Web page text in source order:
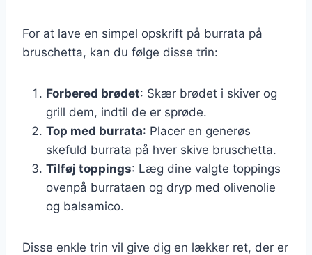
For at lave en simpel opskrift på burrata på
bruschetta, kan du følge disse trin:
Forbered brødet: Skær brødet i skiver og
grill dem, indtil de er sprøde.
Top med burrata: Placer en generøs
skefuld burrata på hver skive bruschetta.
Tilføj toppings: Læg dine valgte toppings
ovenpå burrataen og dryp med olivenolie
og balsamico.
Disse enkle trin vil give dig en lækker ret, der er